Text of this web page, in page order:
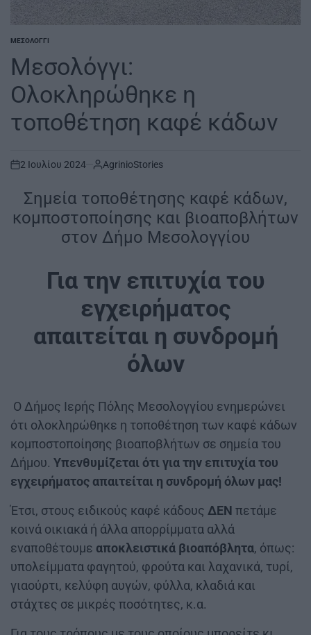
POSTED
ΜΕΣΟΛΌΓΓΙ
Μεσολόγγι:
Ολοκληρώθηκε η
τοποθέτηση καφέ κάδων
on
2 Ιουλίου 2024 AgrinioStories
Σημεία τοποθέτησης καφέ κάδων,
κομποστοποίησης και βιοαποβλήτων
στον Δήμο Μεσολογγίου
Για την επιτυχία του
εγχειρήματος
απαιτείται η συνδρομή
όλων
Ο Δήμος Ιερής Πόλης Μεσολογγίου ενημερώνει
ότι ολοκληρώθηκε η τοποθέτηση των καφέ κάδων
κομποστοποίησης βιοαποβλήτων σε σημεία του
Δήμου. Υπενθυμίζεται ότι για την επιτυχία του
εγχειρήματος απαιτείται η συνδρομή όλων μας!
Έτσι, στους ειδικούς καφέ κάδους ΔΕΝ πετάμε
κοινά οικιακά ή άλλα απορρίμματα αλλά
εναποθέτουμε αποκλειστικά βιοαπόβλητα, όπως:
υπολείμματα φαγητού, φρούτα και λαχανικά, τυρί,
γιαούρτι, κελύφη αυγών, φύλλα, κλαδιά και
στάχτες σε μικρές ποσότητες, κ.α.